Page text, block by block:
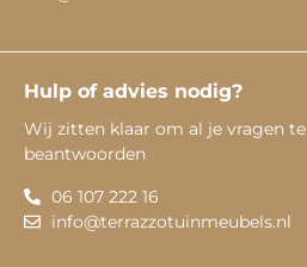
Hulp of advies nodig?
Wij zitten klaar om al je vragen te
beantwoorden
06 107 222 16
info@terrazzotuinmeubels.nl